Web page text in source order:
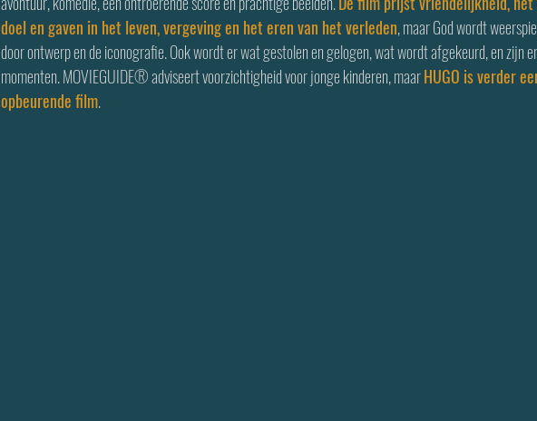
doel en gaven in het leven, vergeving en het eren van het verleden, maar God wordt
door ontwerp en de iconografie. Ook wordt er wat gestolen en gelogen, wat wordt afgekeurd, en zijn
momenten. MOVIEGUIDE® adviseert voorzichtigheid voor jonge kinderen, maar HUGO is verder
opbeurende film.